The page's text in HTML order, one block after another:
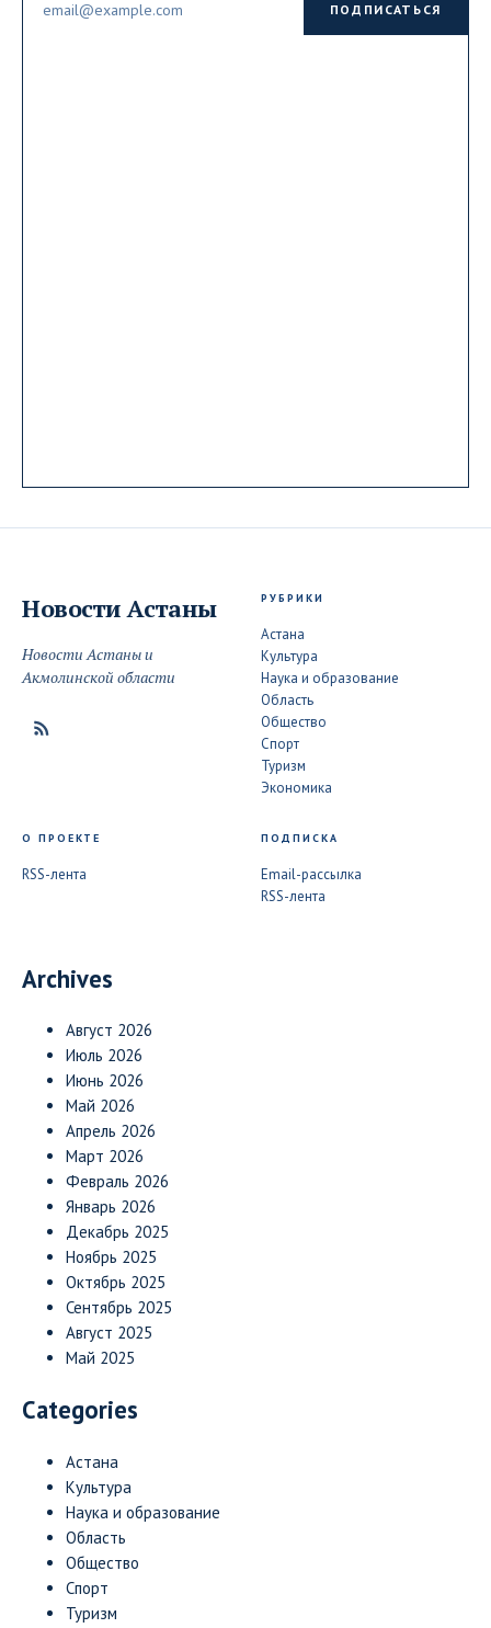
ПОДПИСАТЬСЯ
Новости Астаны
Новости Астаны и
Акмолинской области
РУБРИКИ
Астана
Культура
Наука и образование
Область
Общество
Спорт
Туризм
Экономика
О ПРОЕКТЕ
RSS-лента
ПОДПИСКА
Email-рассылка
RSS-лента
Archives
Август 2026
Июль 2026
Июнь 2026
Май 2026
Апрель 2026
Март 2026
Февраль 2026
Январь 2026
Декабрь 2025
Ноябрь 2025
Октябрь 2025
Сентябрь 2025
Август 2025
Май 2025
Categories
Астана
Культура
Наука и образование
Область
Общество
Спорт
Туризм